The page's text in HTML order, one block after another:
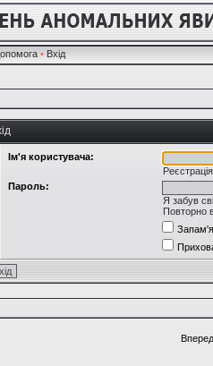
• Вхід
Ім'я користувача:
Реєстрація
Пароль:
Я забув
Повторно